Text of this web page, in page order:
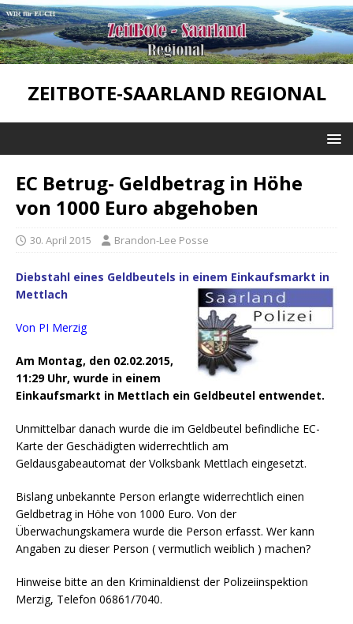
ZEITBOTE-SAARLAND REGIONAL
EC Betrug- Geldbetrag in Höhe
von 1000 Euro abgehoben
30. April 2015 Brandon-Lee Posse
Diebstahl eines Geldbeutels in einem Einkaufsmarkt in
Mettlach
Von PI Merzig
Am Montag, den 02.02.2015,
11:29 Uhr, wurde in einem
Einkaufsmarkt in Mettlach ein Geldbeutel entwendet.
Unmittelbar danach wurde die im Geldbeutel befindliche EC-
Karte der Geschädigten widerrechtlich am
Geldausgabeautomat der Volksbank Mettlach eingesetzt.
Bislang unbekannte Person erlangte widerrechtlich einen
Geldbetrag in Höhe von 1000 Euro. Von der
Überwachungskamera wurde die Person erfasst. Wer kann
Angaben zu dieser Person ( vermutlich weiblich ) machen?
Hinweise bitte an den Kriminaldienst der Polizeiinspektion
Merzig, Telefon 06861/7040.